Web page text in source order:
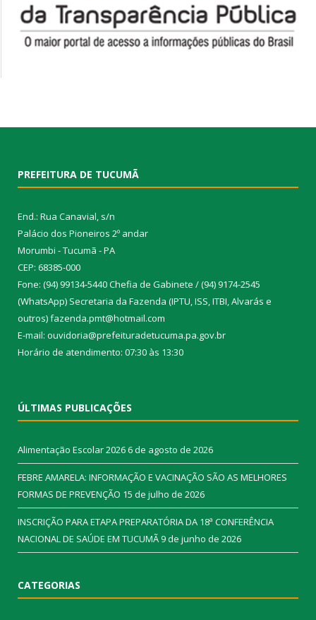
PREFEITURA DE TUCUMÃ
End.: Rua Canavial, s/n
Palácio dos Pioneiros 2º andar
Morumbi - Tucumã - PA
CEP: 68385-000
Fone: (94) 99134-5440 Chefia de Gabinete / (94) 9174-2545
(WhatsApp) Secretaria da Fazenda (IPTU, ISS, ITBI, Alvarás e
outros) fazenda.pmt@hotmail.com
E-mail: ouvidoria@prefeituradetucuma.pa.gov.br
Horário de atendimento: 07:30 às 13:30
ÚLTIMAS PUBLICAÇÕES
Alimentação Escolar 20266 de agosto de 2026
FEBRE AMARELA: INFORMAÇÃO E VACINAÇÃO SÃO AS MELHORES
FORMAS DE PREVENÇÃO 15 de julho de 2026
INSCRIÇÃO PARA ETAPA PREPARATÓRIA DA 18ª CONFERÊNCIA
NACIONAL DE SAÚDE EM TUCUMÃ9 de junho de 2026
CATEGORIAS